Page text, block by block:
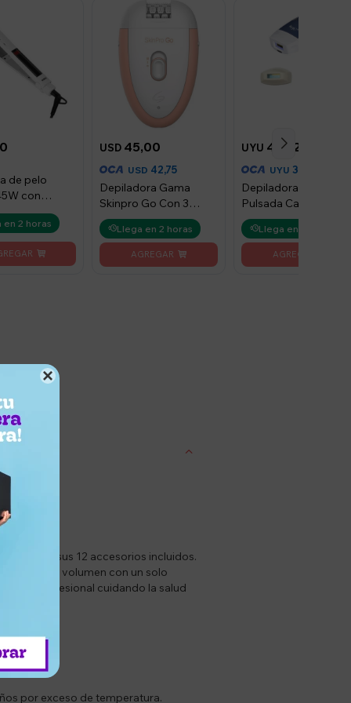

de pelo
con
óxido de
en 2 horas
USD 45,00
USD 42,75
Depiladora Gama
Skinpro Go Con 3
Cabezales - Blanco
Llega en 2 horas
UYU 4.392
UYU 3.953
Depiladora Laser Luz
Pulsada Calidad
Premium - Azul
Llega en 2 horas
con sus 12 accesorios incluidos.
y dar volumen con un solo
profesional cuidando la salud
por exceso de temperatura.